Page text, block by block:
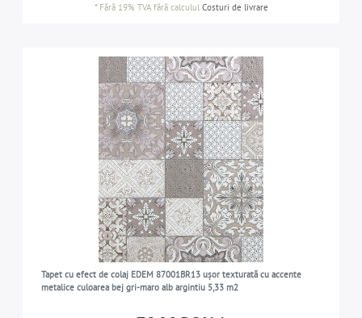
* Fără 19% TVAfără calculul Costuri de livrare
Tapet cu efect de colaj EDEM 87001BR13 ușor texturată cu accente
metalice culoarea bej gri-maro alb argintiu 5,33 m2